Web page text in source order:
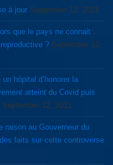
à jour September 12, 2021
que le pays ne connait
? September 12,
hôpital d’honorer la
atteint du Covid puis
September 12, 2021
raison au Gouverneur du
faits sur cette controverse